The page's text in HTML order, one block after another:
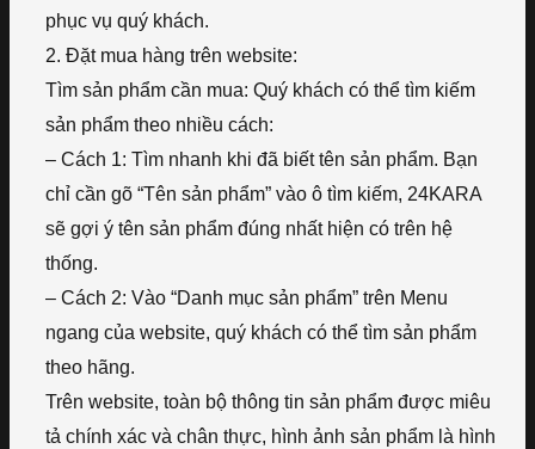
phục vụ quý khách.
2. Đặt mua hàng trên website:
Tìm sản phẩm cần mua: Quý khách có thể tìm kiếm
sản phẩm theo nhiều cách:
– Cách 1: Tìm nhanh khi đã biết tên sản phẩm. Bạn
chỉ cần gõ “Tên sản phẩm” vào ô tìm kiếm, 24KARA
sẽ gợi ý tên sản phẩm đúng nhất hiện có trên hệ
thống.
– Cách 2: Vào “Danh mục sản phẩm” trên Menu
ngang của website, quý khách có thể tìm sản phẩm
theo hãng.
Trên website, toàn bộ thông tin sản phẩm được miêu
tả chính xác và chân thực, hình ảnh sản phẩm là hình